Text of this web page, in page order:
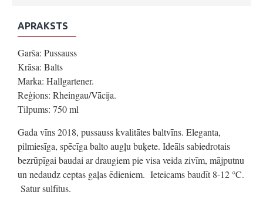
APRAKSTS
Garša: Pussauss
Krāsa: Balts
Marka: Hallgartener.
Reģions: Rheingau/Vācija.
Tilpums: 750 ml
Gada vīns 2018, pussauss kvalitātes baltvīns. Eleganta,
pilmiesīga, spēcīga balto augļu buķete. Ideāls sabiedrotais
bezrūpīgai baudai ar draugiem pie visa veida zivīm, mājputnu
un nedaudz ceptas gaļas ēdieniem. Ieteicams baudīt 8-12 °C.
Satur sulfītus.